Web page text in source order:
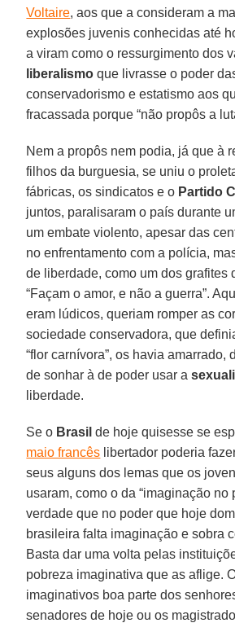
Voltaire, aos que a consideram a
explosões juvenis conhecidas até
a viram como o ressurgimento dos
liberalismo que livrasse o poder
conservadorismo e estatismo aos
fracassada porque “não propôs a
Nem a propôs nem podia, já que à
filhos da burguesia, se uniu o
fábricas, os sindicatos e o Partido
juntos, paralisaram o país durante
um embate violento, apesar das
no enfrentamento com a polícia,
de liberdade, como um dos grafites
“Façam o amor, e não a guerra”.
eram lúdicos, queriam romper as
sociedade conservadora, que
“flor carnívora”, os havia amarrado,
de sonhar à de poder usar a
liberdade.
Se o Brasil de hoje quisesse se
maio francês libertador poderia
seus alguns dos lemas que os
usaram, como o da “imaginação no
verdade que no poder que hoje
brasileira falta imaginação e sobra
Basta dar uma volta pelas
pobreza imaginativa que as aflige.
imaginativos boa parte dos
senadores de hoje ou os